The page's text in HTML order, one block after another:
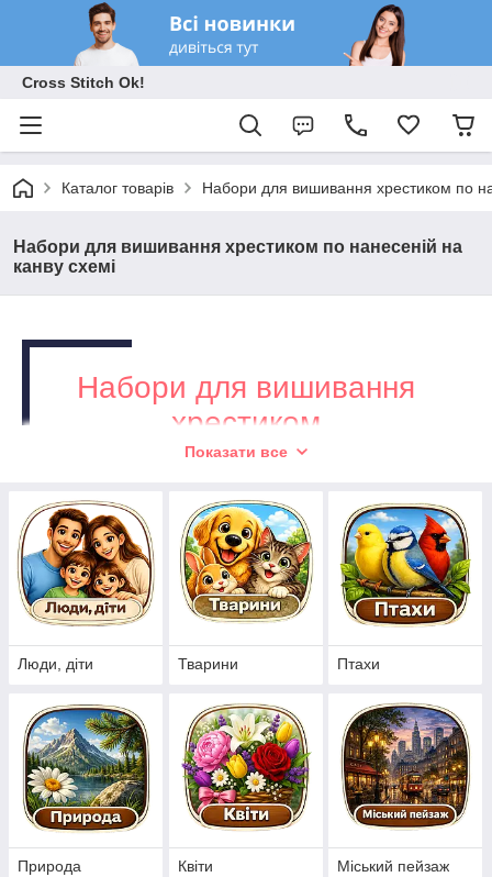
Cross Stitch Ok!
Каталог товарів Набори для вишивання хрестиком по
Набори для вишивання хрестиком по нанесеній на
канву схемі
Набори для вишивання
хрестиком
багата колекція на будь-який смак
Прямі поставки від перевірених виробників. Всі набори
в наявності і за доступними цінами. Наші консультанти
допоможуть з вибором. Доставка по Україні — до 3
днів.
Плюси покупки наборів для вишивки в
Cross Stitch OK!
У наборах зображення вже нанесено на
канву в контрастних кольорах, що вкрай
полегшує роботу. Не потрібно по
Показати все
Люди, діти Тварини Птахи
Природа Квіти Міський пейзаж